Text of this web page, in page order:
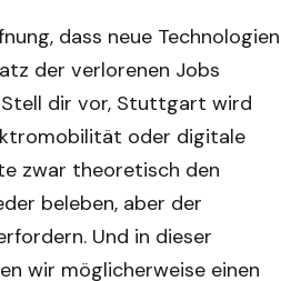
dass neue Technologien
der verlorenen Jobs
Stell dir vor, Stuttgart wird
oder digitale
zwar theoretisch den
beleben, aber der
Und in dieser
wir möglicherweise einen